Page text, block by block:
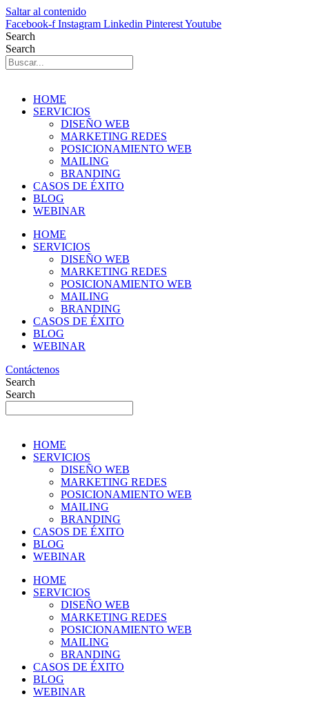
Saltar al contenido
Facebook-f Instagram Linkedin PinterestYoutube
Search
Search
HOME
SERVICIOS
DISEÑO WEB
MARKETING REDES
POSICIONAMIENTO WEB
MAILING
BRANDING
CASOS DE ÉXITO
BLOG
WEBINAR
HOME
SERVICIOS
DISEÑO WEB
MARKETING REDES
POSICIONAMIENTO WEB
MAILING
BRANDING
CASOS DE ÉXITO
BLOG
WEBINAR
Contáctenos
Search
Search
HOME
SERVICIOS
DISEÑO WEB
MARKETING REDES
POSICIONAMIENTO WEB
MAILING
BRANDING
CASOS DE ÉXITO
BLOG
WEBINAR
HOME
SERVICIOS
DISEÑO WEB
MARKETING REDES
POSICIONAMIENTO WEB
MAILING
BRANDING
CASOS DE ÉXITO
BLOG
WEBINAR